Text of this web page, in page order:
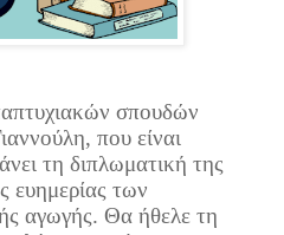
σπουδών
που είναι
τη διπλωματική της
ευημερίας των
αγωγής. Θα ήθελε τη